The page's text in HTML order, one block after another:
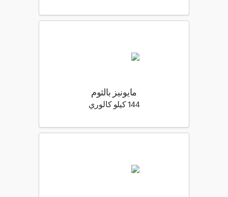
مايونيز بالثوم
144 كيلو كالوري